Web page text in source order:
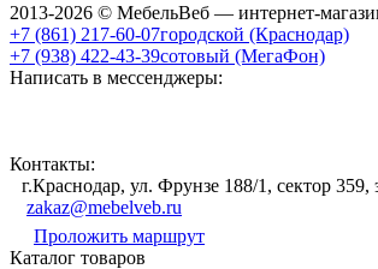
2013-2026 © МебельВеб — интернет-
+7 (861) 217-60-07городской (Краснодар)
+7 (938) 422-43-39сотовый (МегаФон)
Написать в мессенджеры:
Контакты:
г.Краснодар, ул. Фрунзе 188/1, сектор 359,
zakaz@mebelveb.ru
Проложить маршрут
Каталог товаров